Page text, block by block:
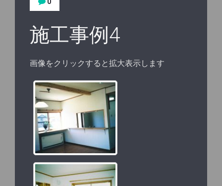
施工事例4
画像をクリックすると拡大表示します